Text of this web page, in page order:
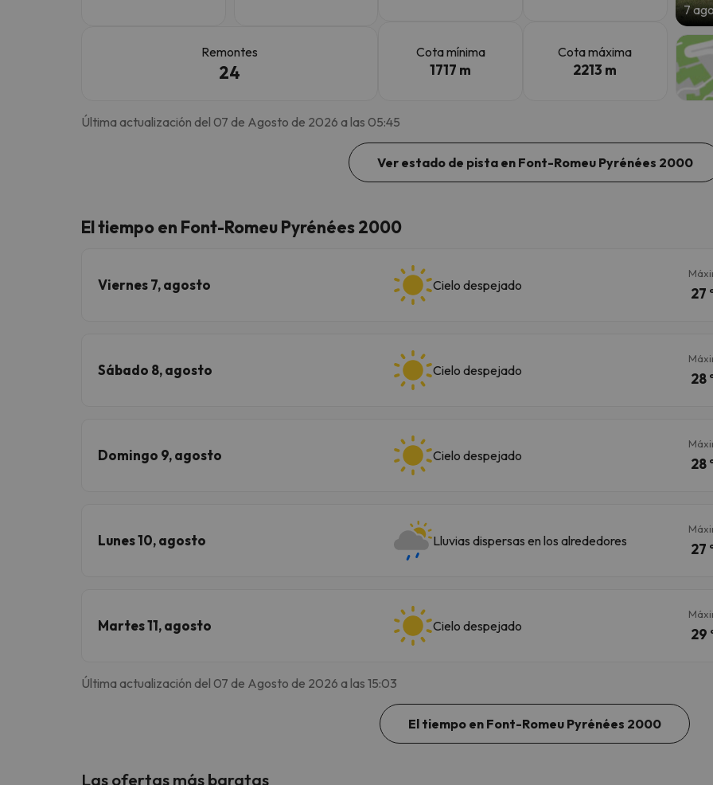
Remontes
24
Cota mínima
1717 m
Cota máxima
2213 m
7
Última actualización del 07 de Agosto de 2026 a las 05:45
Ver estado de pista en Font-Romeu Pyrénées 2000
El tiempo en Font-Romeu Pyrénées 2000
Viernes 7, agosto Cielo despejado
27
Sábado 8, agosto Cielo despejado
28
Domingo 9, agosto Cielo despejado
28
Lunes 10, agosto Lluvias dispersas en los alrededores
27
Martes 11, agosto Cielo despejado
29
Última actualización del 07 de Agosto de 2026 a las 15:03
El tiempo en Font-Romeu Pyrénées 2000
Las ofertas más baratas